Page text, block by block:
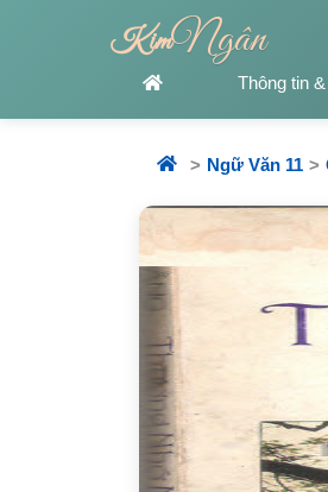
KimNgân
Thông tin
Ngữ Văn 11